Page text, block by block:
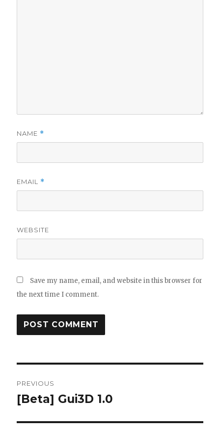
NAME *
EMAIL *
WEBSITE
Save my name, email, and website in this browser for
the next time I comment.
navigation
PREVIOUS
Previous
[Beta] Gui3D 1.0